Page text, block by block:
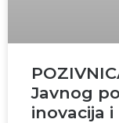
Javnog
inovacija